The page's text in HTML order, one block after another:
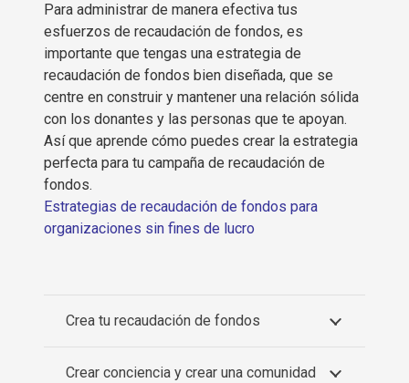
Para administrar de manera efectiva tus
esfuerzos de recaudación de fondos, es
importante que tengas una estrategia de
recaudación de fondos bien diseñada, que se
centre en construir y mantener una relación sólida
con los donantes y las personas que te apoyan.
Así que aprende cómo puedes crear la estrategia
perfecta para tu campaña de recaudación de
fondos.
Estrategias de recaudación de fondos para
organizaciones sin fines de lucro
Crea tu recaudación de fondos
Crear conciencia y crear una comunidad